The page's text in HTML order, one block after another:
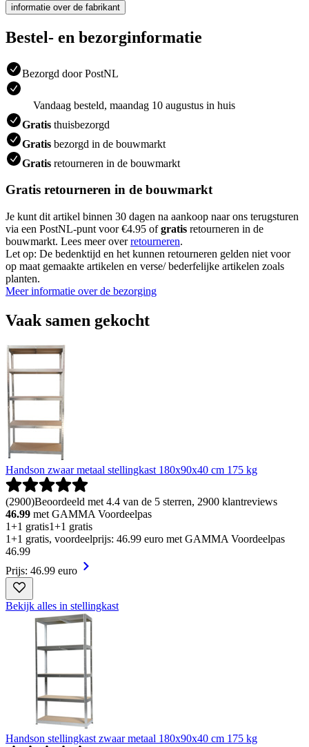
informatie over de fabrikant
Bestel- en bezorginformatie
Bezorgd door PostNL
Vandaag besteld, maandag 10 augustus in huis
Gratis thuisbezorgd
Gratis bezorgd in de bouwmarkt
Gratis retourneren in de bouwmarkt
Gratis retourneren in de bouwmarkt
Je kunt dit artikel binnen 30 dagen na aankoop naar ons terugsturen
via een PostNL-punt voor €4.95 ofgratis retourneren in de
bouwmarkt. Lees meer overretourneren.
Let op: De bedenktijd en het kunnen retourneren gelden niet voor
op maat gemaakte artikelen en verse/ bederfelijke artikelen zoals
planten.
Meer informatie over de bezorging
Vaak samen gekocht
Handson zwaar metaal stellingkast 180x90x40 cm 175 kg
(2900)Beoordeeld met 4.4 van de 5 sterren, 2900 klantreviews
46.99 met GAMMA Voordeelpas
1+1 gratis1+1 gratis
1+1 gratis, voordeelprijs: 46.99 euro met GAMMA Voordeelpas
46.99
Prijs: 46.99 euro
Bekijk alles in stellingkast
Handson stellingkast zwaar metaal 180x90x40 cm 175 kg